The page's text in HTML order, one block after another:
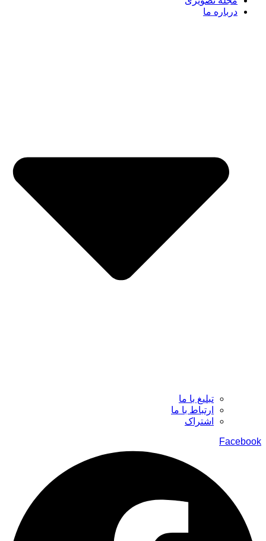
درباره ما
تبلیغ با ما
ارتباط با ما
اشتراک
Facebook